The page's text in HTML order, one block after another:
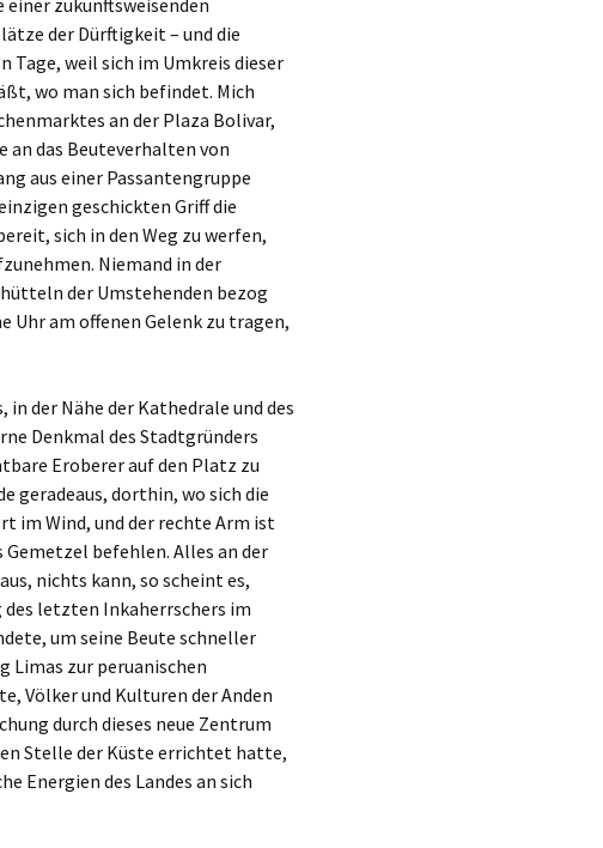
der Dürftigkeit – und die
weil sich im Umkreis dieser
wo man sich befindet. Mich
an der Plaza Bolivar,
an das Beuteverhalten von
aus einer Passantengruppe
geschickten Griff die
sich in den Weg zu werfen,
Niemand in der
der Umstehenden bezog
Uhr am offenen Gelenk zu tragen,
der Nähe der Kathedrale und des
Denkmal des Stadtgründers
Eroberer auf den Platz zu
geradeaus, dorthin, wo sich die
im Wind, und der rechte Arm ist
befehlen. Alles an der
nichts kann, so scheint es,
des letzten Inkaherrschers im
um seine Beute schneller
Limas zur peruanischen
Völker und Kulturen der Anden
durch dieses neue Zentrum
Stelle der Küste errichtet hatte,
Energien des Landes an sich